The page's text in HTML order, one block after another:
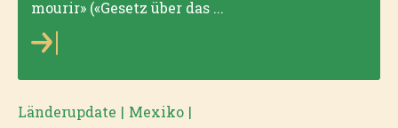
mourir» («Gesetz über das ...
Länderupdate | Mexiko |